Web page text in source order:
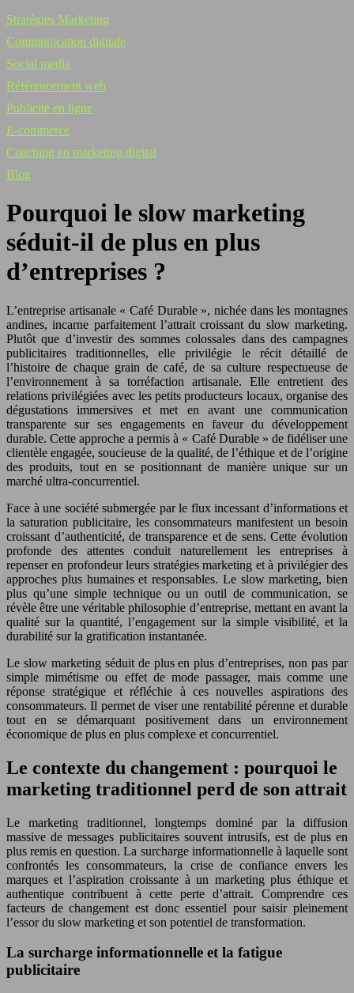
Stratégies Marketing
Communication digitale
Social media
Référencement web
Publicité en ligne
E-commerce
Coaching en marketing digital
Blog
Pourquoi le slow marketing
séduit-il de plus en plus
d’entreprises ?
L’entreprise artisanale « Café Durable », nichée dans les montagnes
andines, incarne parfaitement l’attrait croissant du slow marketing.
Plutôt que d’investir des sommes colossales dans des campagnes
publicitaires traditionnelles, elle privilégie le récit détaillé de
l’histoire de chaque grain de café, de sa culture respectueuse de
l’environnement à sa torréfaction artisanale. Elle entretient des
relations privilégiées avec les petits producteurs locaux, organise des
dégustations immersives et met en avant une communication
transparente sur ses engagements en faveur du développement
durable. Cette approche a permis à « Café Durable » de fidéliser une
clientèle engagée, soucieuse de la qualité, de l’éthique et de l’origine
des produits, tout en se positionnant de manière unique sur un
marché ultra-concurrentiel.
Face à une société submergée par le flux incessant d’informations et
la saturation publicitaire, les consommateurs manifestent un besoin
croissant d’authenticité, de transparence et de sens. Cette évolution
profonde des attentes conduit naturellement les entreprises à
repenser en profondeur leurs stratégies marketing et à privilégier des
approches plus humaines et responsables. Le slow marketing, bien
plus qu’une simple technique ou un outil de communication, se
révèle être une véritable philosophie d’entreprise, mettant en avant la
qualité sur la quantité, l’engagement sur la simple visibilité, et la
durabilité sur la gratification instantanée.
Le slow marketing séduit de plus en plus d’entreprises, non pas par
simple mimétisme ou effet de mode passager, mais comme une
réponse stratégique et réfléchie à ces nouvelles aspirations des
consommateurs. Il permet de viser une rentabilité pérenne et durable
tout en se démarquant positivement dans un environnement
économique de plus en plus complexe et concurrentiel.
Le contexte du changement : pourquoi le
marketing traditionnel perd de son attrait
Le marketing traditionnel, longtemps dominé par la diffusion
massive de messages publicitaires souvent intrusifs, est de plus en
plus remis en question. La surcharge informationnelle à laquelle sont
confrontés les consommateurs, la crise de confiance envers les
marques et l’aspiration croissante à un marketing plus éthique et
authentique contribuent à cette perte d’attrait. Comprendre ces
facteurs de changement est donc essentiel pour saisir pleinement
l’essor du slow marketing et son potentiel de transformation.
La surcharge informationnelle et la fatigue
publicitaire